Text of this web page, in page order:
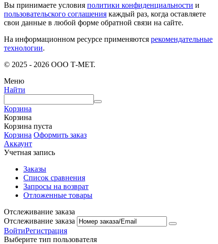
Вы принимаете условия политики конфиденциальности и
пользовательского соглашения каждый раз, когда оставляете
свои данные в любой форме обратной связи на сайте.
На информационном ресурсе применяются рекомендательные
технологии.
© 2025 - 2026 ООО Т-МЕТ.
Меню
Найти
Корзина
Корзина
Корзина пуста
Корзина Оформить заказ
Аккаунт
Учетная запись
Заказы
Список сравнения
Запросы на возврат
Отложенные товары
Отслеживание заказа
Отслеживание заказа
ВойтиРегистрация
Выберите тип пользователя